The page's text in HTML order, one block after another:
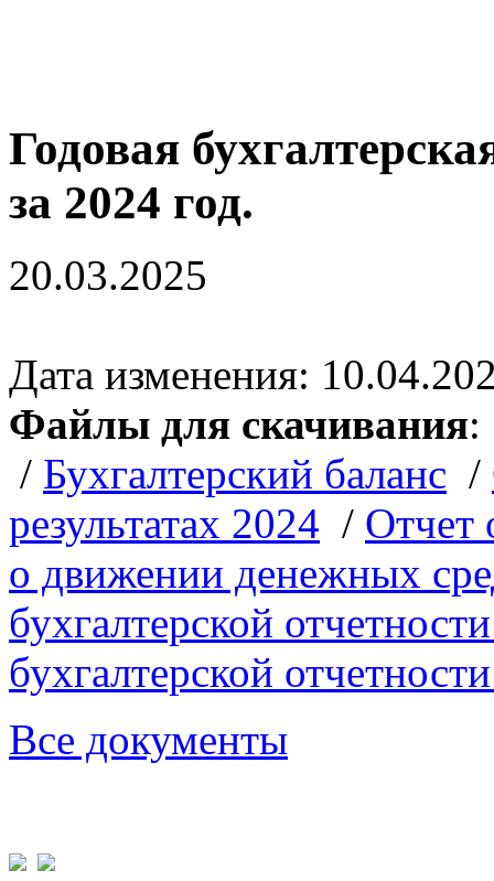
Годовая
за 2024 год.
20.03.2025
Дата изменения:
Файлы для скачивания
/ Бухгалтерский баланс /
результатах 2024 / Отчет
о движении денежных
бухгалтерской
бухгалтерской
Все документы